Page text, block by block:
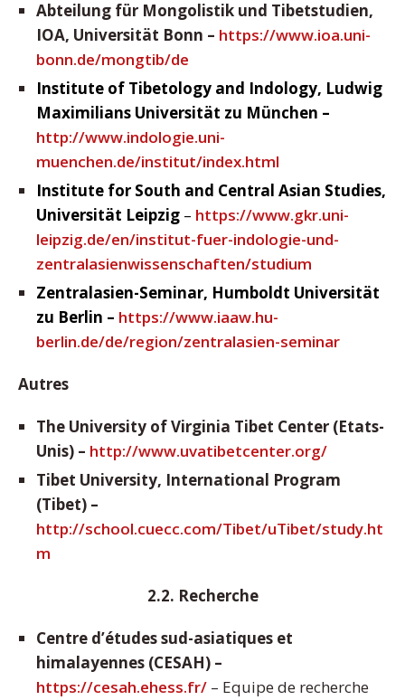
Abteilung für Mongolistik und Tibetstudien,
IOA, Universität Bonn – https://www.ioa.uni-
bonn.de/mongtib/de
Institute of Tibetology and Indology, Ludwig
Maximilians Universität zu München –
http://www.indologie.uni-
muenchen.de/institut/index.html
Institute for South and Central Asian Studies,
Universität Leipzig – https://www.gkr.uni-
leipzig.de/en/institut-fuer-indologie-und-
zentralasienwissenschaften/studium
Zentralasien-Seminar, Humboldt Universität
zu Berlin – https://www.iaaw.hu-
berlin.de/de/region/zentralasien-seminar
Autres
The University of Virginia Tibet Center (Etats-
Unis) – http://www.uvatibetcenter.org/
Tibet University, International Program
(Tibet) –
http://school.cuecc.com/Tibet/uTibet/study.ht
m
2.2. Recherche
Centre d’études sud-asiatiques et
himalayennes (CESAH) –
https://cesah.ehess.fr/ – Equipe de recherche